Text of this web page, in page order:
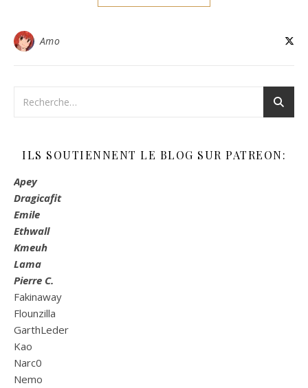
Amo
ILS SOUTIENNENT LE BLOG SUR PATREON:
Apey
Dragicafit
Emile
Ethwall
Kmeuh
Lama
Pierre C.
Fakinaway
Flounzilla
GarthLeder
Kao
Narc0
Nemo